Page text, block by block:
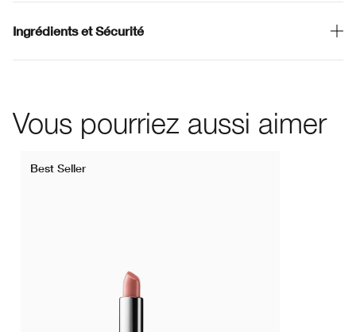
Ingrédients et Sécurité
Vous pourriez aussi aimer
Best Seller